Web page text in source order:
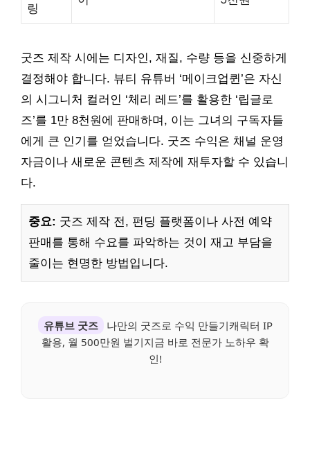
링
굿즈 제작 시에는 디자인, 재질, 수량 등을 신중하게
결정해야 합니다. 뷰티 유튜버 ‘메이크업퀸’은 자신
의 시그니처 컬러인 ‘체리 레드’를 활용한 ‘립글로
즈’를 1만 8천원에 판매하며, 이는 그녀의 구독자들
에게 큰 인기를 얻었습니다. 굿즈 수익은 채널 운영
자금이나 새로운 콘텐츠 제작에 재투자할 수 있습니
다.
중요: 굿즈 제작 전, 펀딩 플랫폼이나 사전 예약
판매를 통해 수요를 파악하는 것이 재고 부담을
줄이는 현명한 방법입니다.
유튜브 굿즈
나만의 굿즈로 수익 만들기캐릭터 IP
활용, 월 500만원 벌기지금 바로 전문가 노하우 확
인!